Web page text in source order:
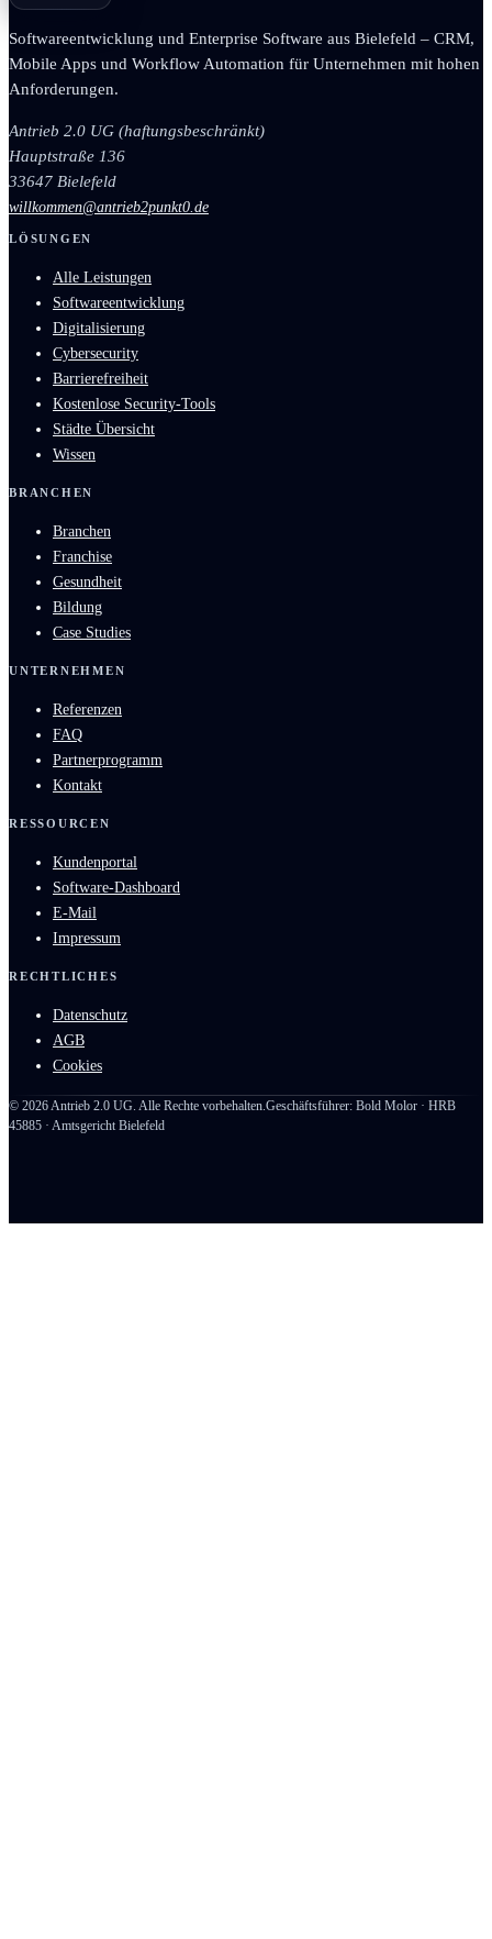
Softwareentwicklung und Enterprise Software aus Bielefeld – CRM,
Mobile Apps und Workflow Automation für Unternehmen mit hohen
Anforderungen.
Antrieb 2.0 UG (haftungsbeschränkt)
Hauptstraße 136
33647 Bielefeld
willkommen@antrieb2punkt0.de
LÖSUNGEN
Alle Leistungen
Softwareentwicklung
Digitalisierung
Cybersecurity
Barrierefreiheit
Kostenlose Security-Tools
Städte Übersicht
Wissen
BRANCHEN
Branchen
Franchise
Gesundheit
Bildung
Case Studies
UNTERNEHMEN
Referenzen
FAQ
Partnerprogramm
Kontakt
RESSOURCEN
Kundenportal
Software-Dashboard
E-Mail
Impressum
RECHTLICHES
Datenschutz
AGB
Cookies
© 2026Antrieb 2.0 UG. Alle Rechte vorbehalten.Geschäftsführer: Bold Molor · HRB
45885 · Amtsgericht Bielefeld